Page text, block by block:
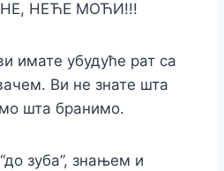
НЕ, НЕЋЕ МОЋИ!!!
имате убудуће рат са
Ви не знате шта
шта бранимо.
зуба”, знањем и